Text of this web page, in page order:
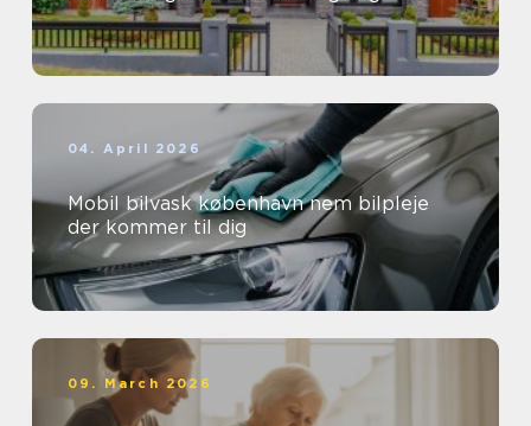
04. April 2026
Mobil bilvask københavn nem bilpleje
der kommer til dig
09. March 2026